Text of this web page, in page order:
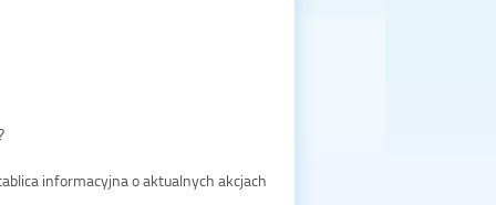
informacyjna o aktualnych akcjach